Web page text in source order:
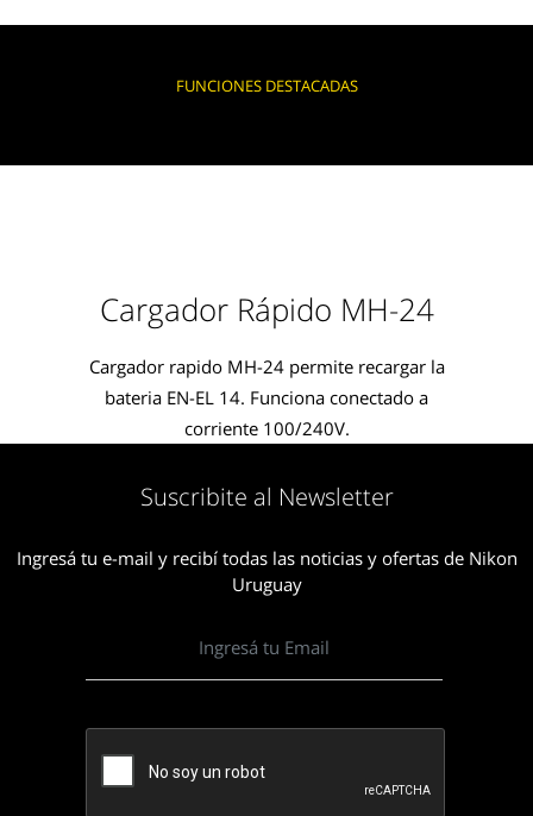
FUNCIONES DESTACADAS
Cargador Rápido MH-24
Cargador rapido MH-24 permite recargar la
bateria EN-EL 14. Funciona conectado a
corriente 100/240V.
Suscribite al Newsletter
Ingresá tu e-mail y recibí todas las noticias y ofertas de Nikon
Uruguay